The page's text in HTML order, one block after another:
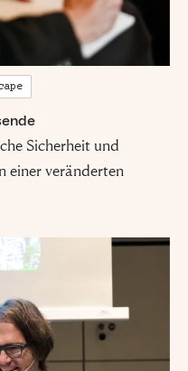
Sicherheit und
einer veränderten